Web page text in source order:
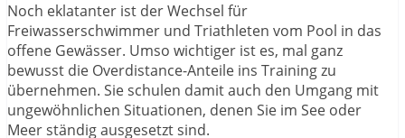
Noch eklatanter ist der Wechsel für
Freiwasserschwimmer und Triathleten vom Pool in das
offene Gewässer. Umso wichtiger ist es, mal ganz
bewusst die Overdistance-Anteile ins Training zu
übernehmen. Sie schulen damit auch den Umgang mit
ungewöhnlichen Situationen, denen Sie im See oder
Meer ständig ausgesetzt sind.